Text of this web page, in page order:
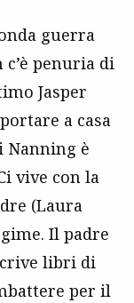
guerra
penuria di
Jasper
a casa
Nanning è
vive con la
(Laura
Il padre
libri di
per il